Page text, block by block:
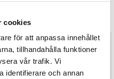
cookies
för att anpassa innehållet
tillhandahålla funktioner
vår trafik. Vi
identifierare och annan
Clips som gör att slingan är
borsta varsamt igenom håret
shampo. Skrubba inte håret
igenom håret och tillför balsam